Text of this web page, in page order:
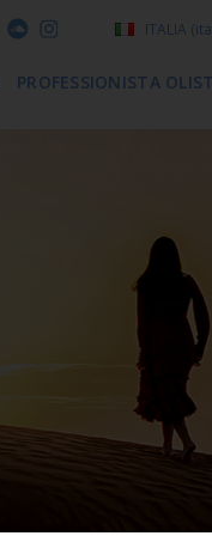
ITALIA
PROFESSIONISTA